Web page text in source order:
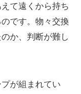
て遠くから持ち
です。物々交換
か、判断が難し
が組まれてい